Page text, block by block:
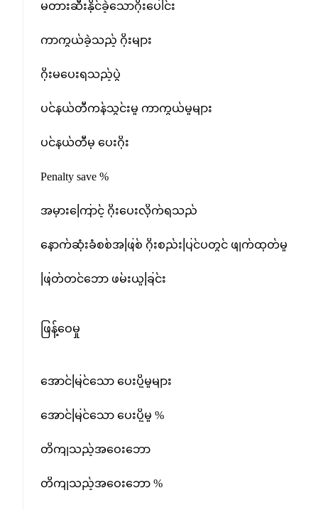
မတားဆီးနိုင်ခဲ့သောဂိုးပေါင်း
ကာကွယ်ခဲ့သည့် ဂိုးများ
ဂိုးမပေးရသည့်ပွဲ
ပင်နယ်တီကန်သွင်းမှု ကာကွယ်မှုများ
ပင်နယ်တီမှ ပေးဂိုး
Penalty save %
အမှားကြောင့် ဂိုးပေးလိုက်ရသည်
နောက်ဆုံးခံစစ်အဖြစ် ဂိုးစည်းပြင်ပတွင် ဖျက်ထုတ်မှု
ဖြတ်တင်ဘော ဖမ်းယူခြင်း
ဖြန့်ဝေမှု
အောင်မြင်သော ပေးပို့မှုများ
အောင်မြင်သော ပေးပို့မှု %
တိကျသည့်အဝေးဘော
တိကျသည့်အဝေးဘော %